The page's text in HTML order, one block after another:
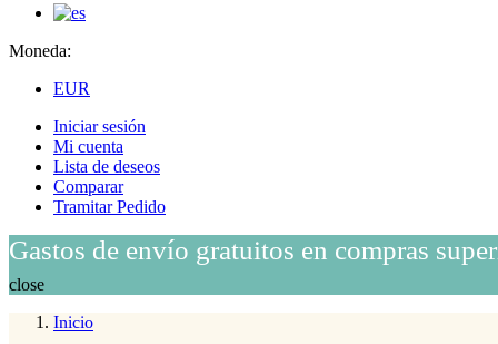
Moneda:
EUR
Iniciar sesión
Mi cuenta
Lista de deseos
Comparar
Tramitar Pedido
Gastos de envío gratuitos en compras
close
Inicio